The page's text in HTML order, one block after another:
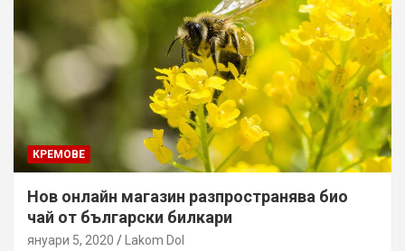
КРЕМОВЕ
Нов онлайн магазин разпространява био
чай от български билкари
януари 5, 2020 Lakom Dol